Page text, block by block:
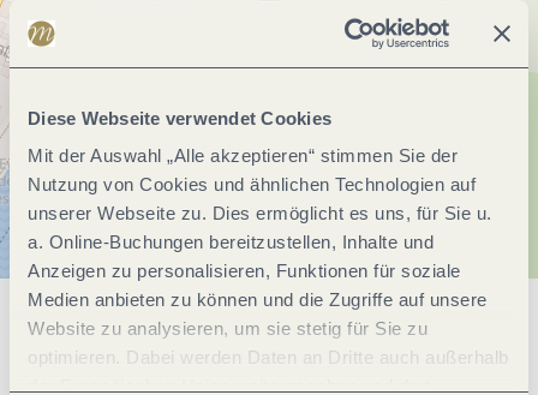
Diese Webseite verwendet Cookies
Mit der Auswahl „Alle akzeptieren“ stimmen Sie der
Nutzung von Cookies und ähnlichen Technologien auf
unserer Webseite zu. Dies ermöglicht es uns, für Sie u.
a. Online-Buchungen bereitzustellen, Inhalte und
Anzeigen zu personalisieren, Funktionen für soziale
Medien anbieten zu können und die Zugriffe auf unsere
Website zu analysieren, um sie stetig für Sie zu
optimieren. Dabei werden Daten an Dritte auch außerhalb
Allgemeine Informationen